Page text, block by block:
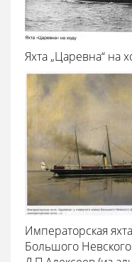
Яхта „Царевна“ на
Императорская
Большого